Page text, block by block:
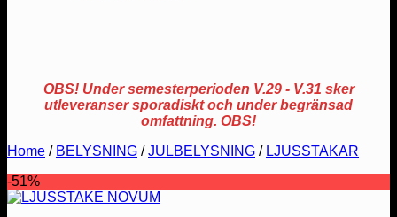
OBS! Under semesterperioden V.29 - V.31 sker
utleveranser sporadiskt och under begränsad
omfattning. OBS!
Home / BELYSNING / JULBELYSNING / LJUSSTAKAR
-51%